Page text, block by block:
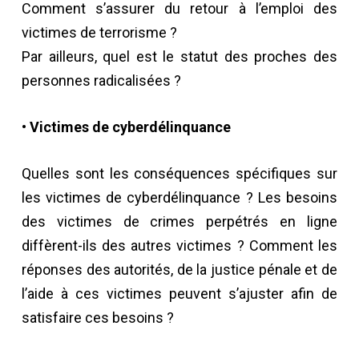
Comment s’assurer du retour à l’emploi des
victimes de terrorisme ?
Par ailleurs, quel est le statut des proches des
personnes radicalisées ?
• Victimes de cyberdélinquance
Quelles sont les conséquences spécifiques sur
les victimes de cyberdélinquance ? Les besoins
des victimes de crimes perpétrés en ligne
diffèrent-ils des autres victimes ? Comment les
réponses des autorités, de la justice pénale et de
l’aide à ces victimes peuvent s’ajuster afin de
satisfaire ces besoins ?